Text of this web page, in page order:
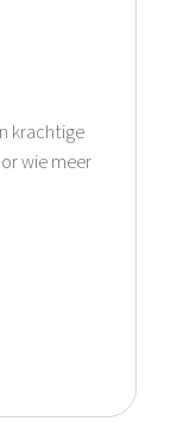
krachtige
wie meer